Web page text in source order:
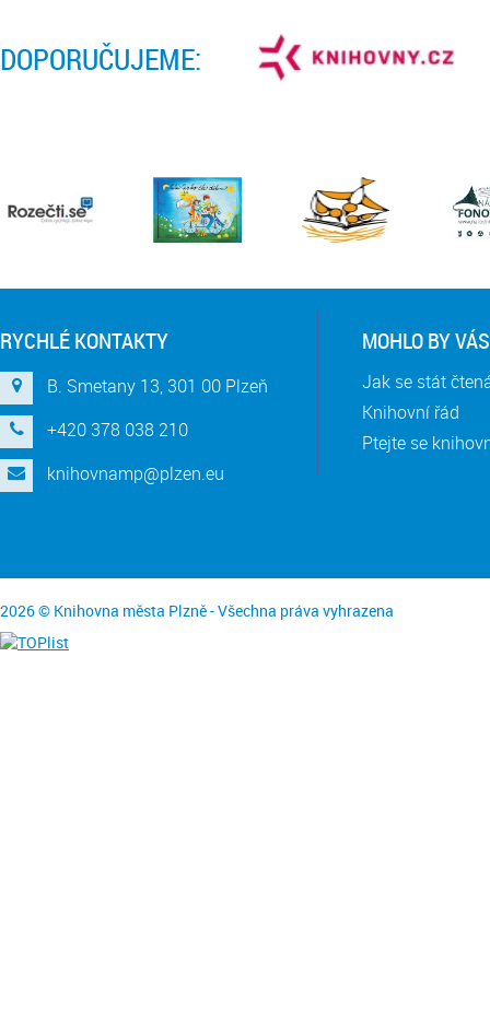
DOPORUČUJEME:
RYCHLÉ KONTAKTY
B. Smetany 13, 301 00 Plzeň
+420 378 038 210
knihovnamp@plzen.eu
MOHLO BY
Jak se stát
Knihovní řád
Ptejte se
2026 © Knihovna města Plzně - Všechna práva vyhrazena